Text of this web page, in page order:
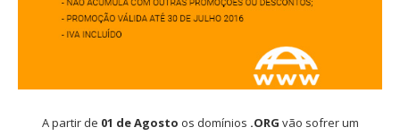
A partir de 01 de Agosto os domínios .ORG vão sofrer um